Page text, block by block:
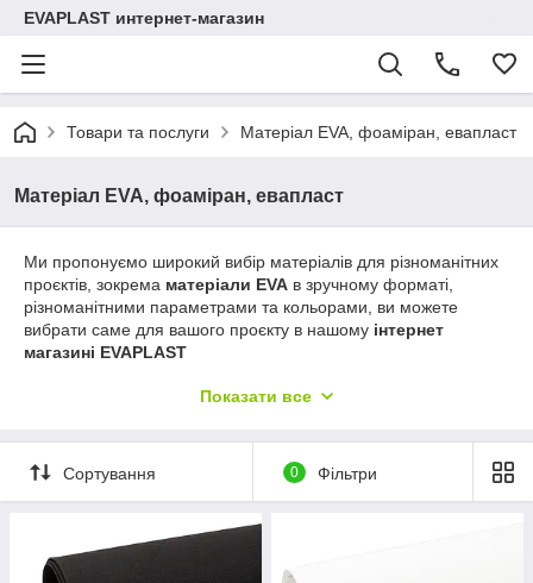
EVAPLAST интернет-магазин
Товари та послуги Матеріал EVA, фоаміран, евапласт
Матеріал EVA, фоаміран, евапласт
Ми пропонуємо широкий вибір матеріалів для різноманітних
проєктів, зокрема матеріали EVA в зручному форматі,
різноманітними параметрами та кольорами, ви можете
вибрати саме для вашого проєкту в нашому інтернет
магазині EVAPLAST
гнучкий, який можна використовувати для створення
це термопластичний матеріал, який під дією тепла стає
м'яким і пружним, що дозволяє створювати найрізноманітніші
форми і конструкції.
Показати все
Сортування 0 Фільтри